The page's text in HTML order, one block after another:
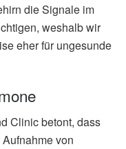
die Signale im
weshalb wir
eher für ungesunde
Clinic betont, dass
von